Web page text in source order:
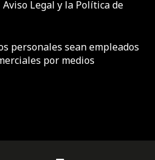
Aviso Legal y la Política de
personales sean empleados
por medios